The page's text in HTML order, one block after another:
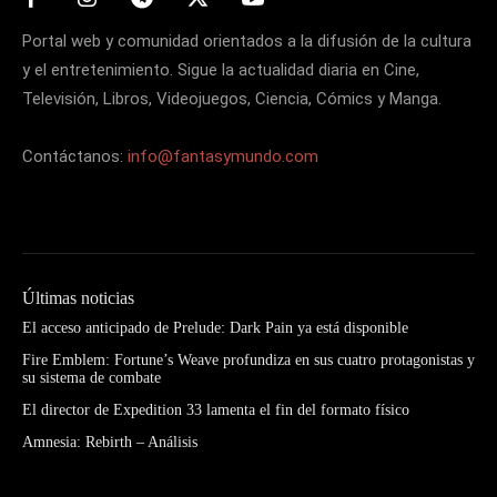
Portal web y comunidad orientados a la difusión de la cultura
y el entretenimiento. Sigue la actualidad diaria en Cine,
Televisión, Libros, Videojuegos, Ciencia, Cómics y Manga.
Contáctanos: info@fantasymundo.com
Últimas noticias
El acceso anticipado de Prelude: Dark Pain ya está disponible
Fire Emblem: Fortune’s Weave profundiza en sus cuatro protagonistas y
su sistema de combate
El director de Expedition 33 lamenta el fin del formato físico
Amnesia: Rebirth – Análisis